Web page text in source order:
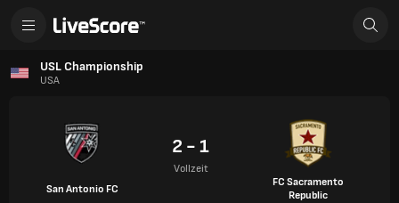
USL Championship
USA
San Antonio FC
2 - 1
Vollzeit
FC Sacramento
Republic